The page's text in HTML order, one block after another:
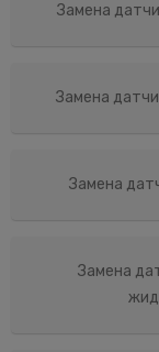
Замена
Замена
Замена
Замена